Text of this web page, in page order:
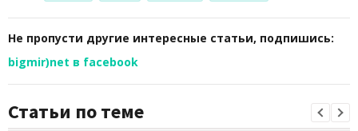
Не пропусти другие интересные статьи, подпишись:
bigmir)net в facebook
Статьи по теме